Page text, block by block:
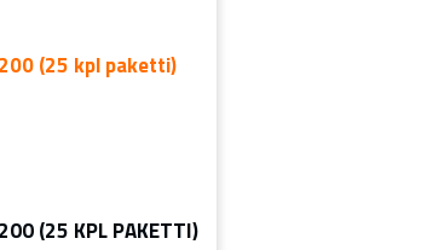
(25 KPL PAKETTI)